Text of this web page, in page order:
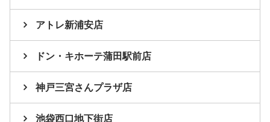
アトレ新浦安店
ドン・キホーテ蒲田駅前店
神戸三宮さんプラザ店
池袋西口地下街店